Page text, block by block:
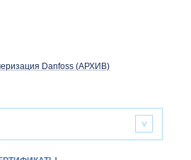
Danfoss (АРХИВ)
>